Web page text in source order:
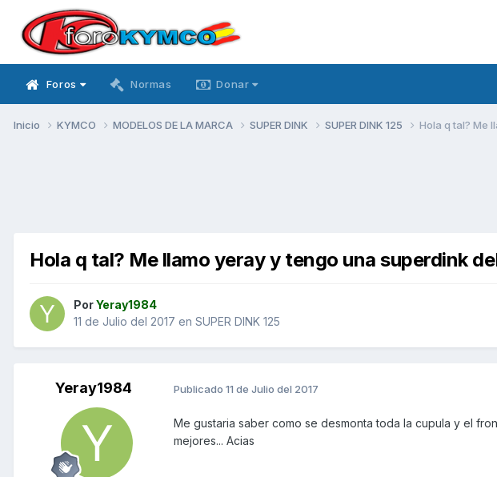
Foros Normas Donar
Inicio KYMCO MODELOS DE LA MARCA SUPER DINK SUPER DINK 125 Hola q tal? Me
Hola q tal? Me llamo yeray y tengo una superdink
PorYeray1984
11 de Julio del 2017 en SUPER DINK 125
Yeray1984 Publicado 11 de Julio del 2017
Me gustaria saber como se desmonta toda la cupula y el
mejores... Acias